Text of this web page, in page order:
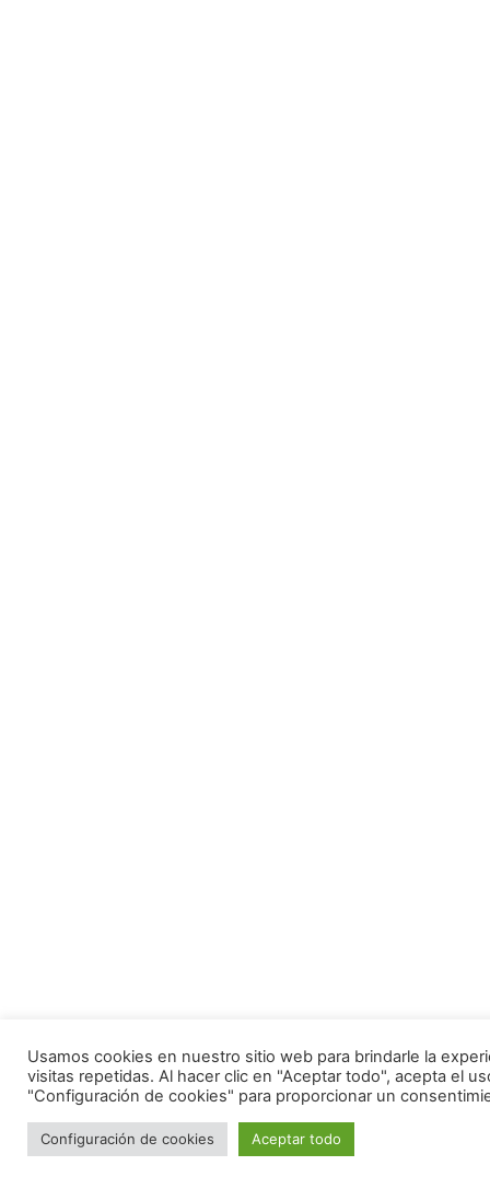
Usamos cookies en nuestro sitio web para brindarle la
visitas repetidas. Al hacer clic en "Aceptar todo", acepta el
"Configuración de cookies" para proporcionar un
Configuración de cookies Aceptar todo